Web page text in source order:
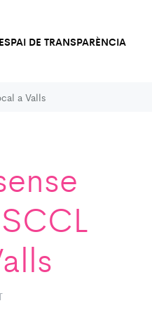
DE TRANSPARÈNCIA
a Valls